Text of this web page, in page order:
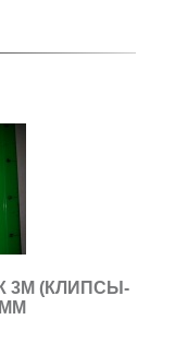
3М (КЛИПСЫ-